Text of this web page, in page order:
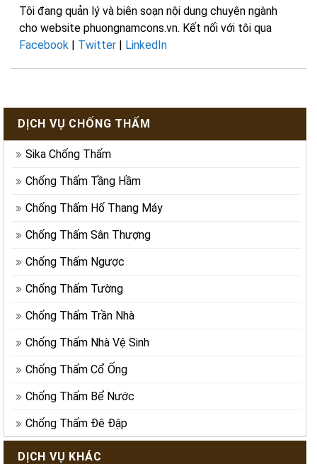
Tôi đang quản lý và biên soạn nội dung chuyên ngành
cho website phuongnamcons.vn. Kết nối với tôi qua
Facebook | Twitter | LinkedIn
DỊCH VỤ CHỐNG THẤM
Sika Chống Thấm
Chống Thấm Tầng Hầm
Chống Thấm Hố Thang Máy
Chống Thấm Sân Thượng
Chống Thấm Ngược
Chống Thấm Tường
Chống Thấm Trần Nhà
Chống Thấm Nhà Vệ Sinh
Chống Thấm Cổ Ống
Chống Thấm Bể Nước
Chống Thấm Đê Đập
DỊCH VỤ KHÁC